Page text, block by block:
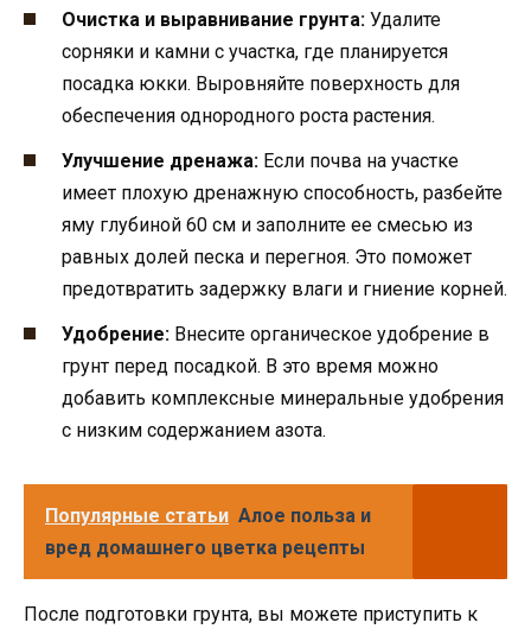
Очистка и выравнивание грунта: Удалите
сорняки и камни с участка, где планируется
посадка юкки. Выровняйте поверхность для
обеспечения однородного роста растения.
Улучшение дренажа: Если почва на участке
имеет плохую дренажную способность, разбейте
яму глубиной 60 см и заполните ее смесью из
равных долей песка и перегноя. Это поможет
предотвратить задержку влаги и гниение корней.
Удобрение: Внесите органическое удобрение в
грунт перед посадкой. В это время можно
добавить комплексные минеральные удобрения
с низким содержанием азота.
Популярные статьи Алое польза и
вред домашнего цветка рецепты
После подготовки грунта, вы можете приступить к